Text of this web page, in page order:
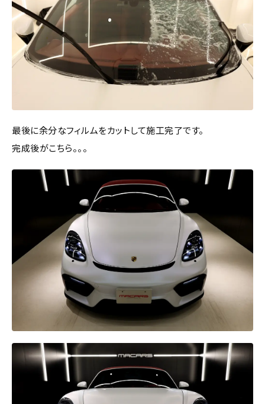
最後に余分なフィルムをカットして施工完了です。
完成後がこちら。。。